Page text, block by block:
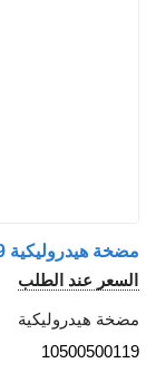
السعر عند الطلب
مضخة هيدروليكية
10500500119